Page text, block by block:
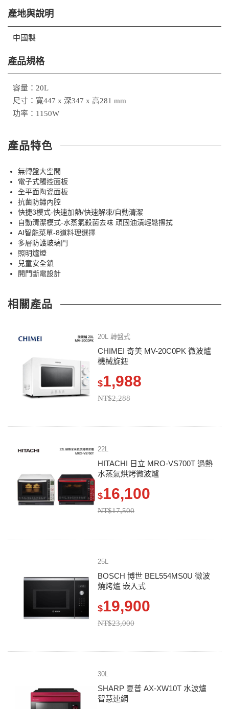
產地與說明
中國製
產品規格
容量：20L
尺寸：寬447 x 深347 x 高281 mm
功率：1150W
產品特色
無轉盤大空間
電子式觸控面板
全平面陶瓷面板
抗菌防鏽內腔
快捷3模式-快速加熱/快速解凍/自動清潔
自動清潔模式-水蒸氣殺菌去味 頑固油漬輕鬆擦拭
AI智能菜單-8道料理選擇
多層防護玻璃門
照明爐燈
兒童安全鎖
開門斷電設計
相關產品
20L 轉盤式
CHIMEI 奇美 MV-20C0PK 微波爐
機械旋鈕
$1,988
NT$2,288
22L
HITACHI 日立 MRO-VS700T 過熱
水蒸氣烘烤微波爐
$16,100
NT$17,500
25L
BOSCH 博世 BEL554MS0U 微波
燒烤爐 嵌入式
$19,900
NT$23,000
30L
SHARP 夏普 AX-XW10T 水波爐
智慧連網